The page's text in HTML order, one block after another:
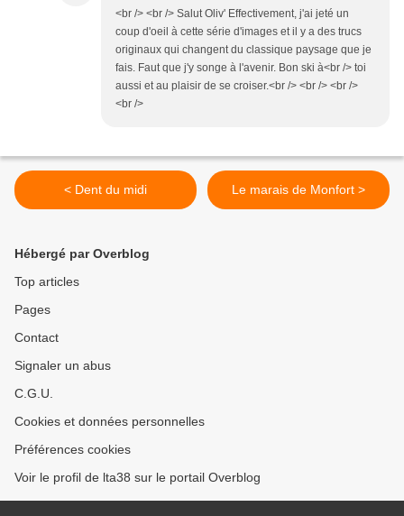
<br /> <br /> Salut Oliv' Effectivement, j'ai jeté un
coup d'oeil à cette série d'images et il y a des trucs
originaux qui changent du classique paysage que je
fais. Faut que j'y songe à l'avenir. Bon ski à<br /> toi
aussi et au plaisir de se croiser.<br /> <br /> <br />
<br />
< Dent du midi Le marais de Monfort >
Hébergé par Overblog
Top articles
Pages
Contact
Signaler un abus
C.G.U.
Cookies et données personnelles
Préférences cookies
Voir le profil de lta38 sur le portail Overblog